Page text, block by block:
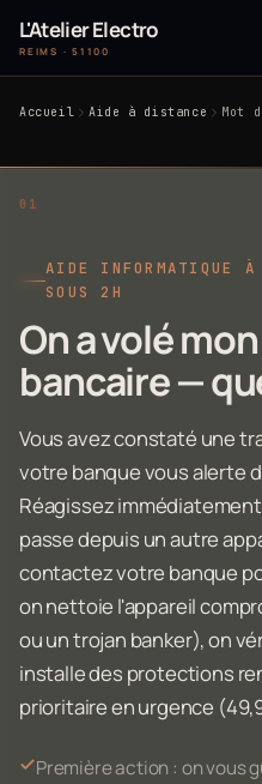
L'Atelier Electro
REIMS · 51100
Accueil Aide à distance Mot
AIDE INFORMATIQUE À
SOUS 2H
On a volé
bancaire —
Vous avez constaté une
votre banque vous alerte
Réagissez
passe depuis un autre
contactez votre banque
on nettoie l'appareil
ou un trojan banker), on
installe des protections
prioritaire en urgence
Première action : on vous